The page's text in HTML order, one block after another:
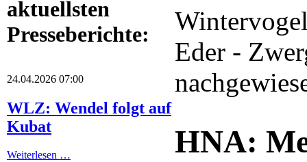
aktuellsten
Presseberichte:
24.04.2026 07:00
WLZ: Wendel folgt auf
Kubat
Weiterlesen …
Eder -
HNA: